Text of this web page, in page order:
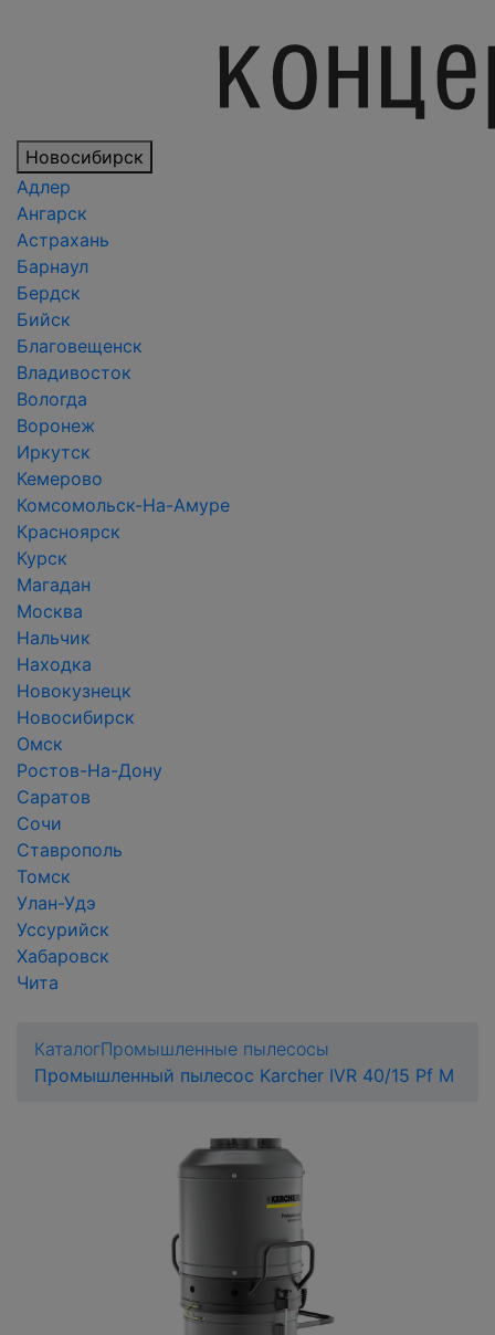
Новосибирск
Адлер
Ангарск
Астрахань
Барнаул
Бердск
Бийск
Благовещенск
Владивосток
Вологда
Воронеж
Иркутск
Кемерово
Комсомольск-На-Амуре
Красноярск
Курск
Магадан
Москва
Нальчик
Находка
Новокузнецк
Новосибирск
Омск
Ростов-На-Дону
Саратов
Сочи
Ставрополь
Томск
Улан-Удэ
Уссурийск
Хабаровск
Чита
КаталогПромышленные пылесосы
Промышленный пылесос Karcher IVR 40/15 Pf M